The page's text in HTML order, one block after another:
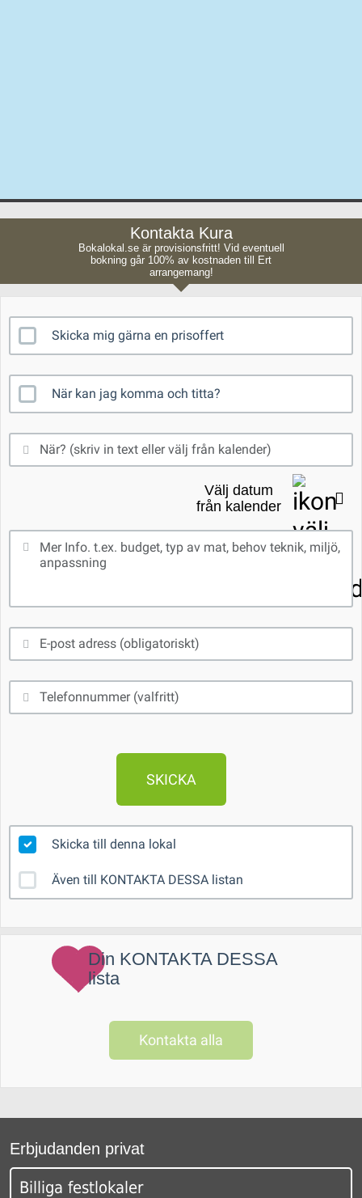
Kontakta Kura
Bokalokal.se är provisionsfritt! Vid eventuell
bokning går 100% av kostnaden till Ert
arrangemang!
Skicka mig gärna en prisoffert
När kan jag komma och titta?
Välj datum
från kalender
Mån Tis Ons Tor Fre Lör Sön
SKICKA
Skicka till denna lokal
Även till KONTAKTA DESSA listan
Din KONTAKTA DESSA
lista
Kontakta alla
Erbjudanden privat
Billiga festlokaler